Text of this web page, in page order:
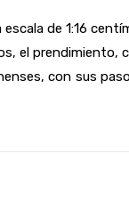
de 1:16
prendimiento,
con sus